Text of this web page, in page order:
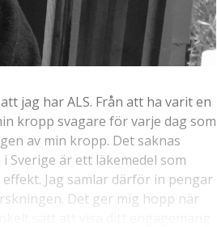
jag har ALS. Från att ha varit en
kropp svagare för varje dag som
av min kropp. Det saknas
Sverige är ett läkemedel som
Jag samlar därför in pengar
Det ger mig hopp när